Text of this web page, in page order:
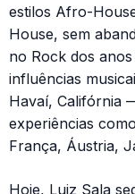
estilos Afro-
House, sem
no Rock dos
influências
Havaí, Califórnia
experiências
França, Áustria,
Hoje, Luiz Sala